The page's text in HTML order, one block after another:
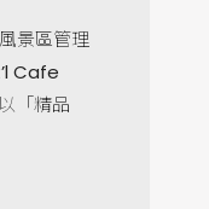
景區管理
Cafe
「精品